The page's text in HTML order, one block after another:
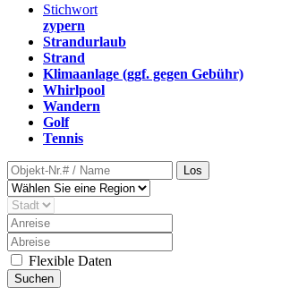
Stichwort
zypern
Strandurlaub
Strand
Klimaanlage (ggf. gegen Gebühr)
Whirlpool
Wandern
Golf
Tennis
Los
Flexible Daten
Suchen